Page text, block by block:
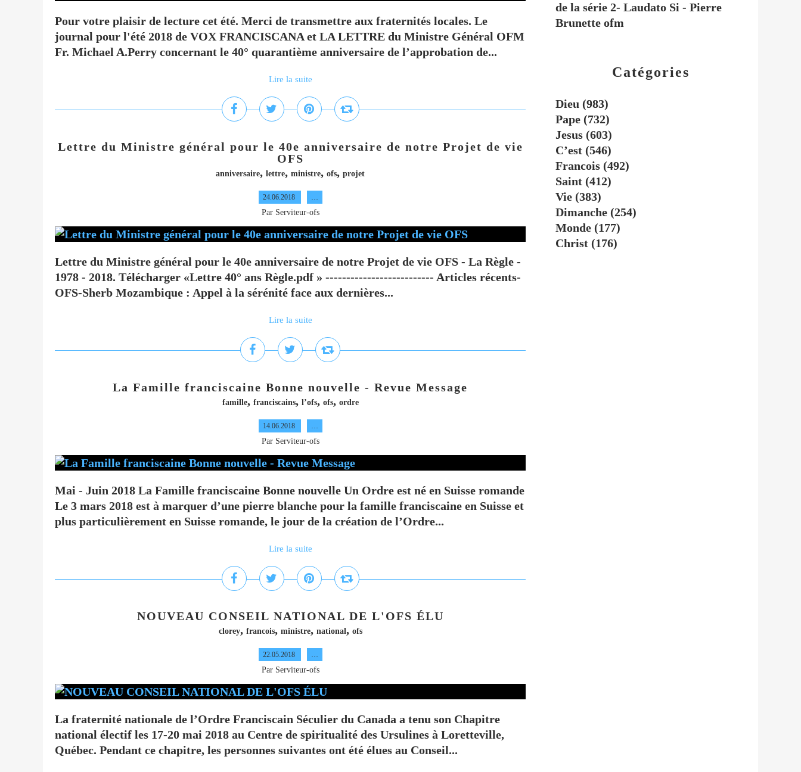
Pour votre plaisir de lecture cet été. Merci de transmettre aux fraternités locales. Le
journal pour l'été 2018 de VOX FRANCISCANA et LA LETTRE du Ministre Général OFM
Fr. Michael A.Perry concernant le 40° quarantième anniversaire de l’approbation de...
Lire la suite
Lettre du Ministre général pour le 40e anniversaire de notre Projet de vie
OFS
anniversaire, lettre, ministre, ofs, projet
24.06.2018 …
Par Serviteur-ofs
Lettre du Ministre général pour le 40e anniversaire de notre Projet de vie OFS - La Règle -
1978 - 2018. Télécharger «Lettre 40° ans Règle.pdf » -------------------------- Articles récents-
OFS-Sherb Mozambique : Appel à la sérénité face aux dernières...
Lire la suite
La Famille franciscaine Bonne nouvelle - Revue Message
famille, franciscains, l’ofs, ofs, ordre
14.06.2018 …
Par Serviteur-ofs
Mai - Juin 2018 La Famille franciscaine Bonne nouvelle Un Ordre est né en Suisse romande
Le 3 mars 2018 est à marquer d’une pierre blanche pour la famille franciscaine en Suisse et
plus particulièrement en Suisse romande, le jour de la création de l’Ordre...
Lire la suite
NOUVEAU CONSEIL NATIONAL DE L'OFS ÉLU
clorey, francois, ministre, national, ofs
22.05.2018 …
Par Serviteur-ofs
La fraternité nationale de l’Ordre Franciscain Séculier du Canada a tenu son Chapitre
national électif les 17-20 mai 2018 au Centre de spiritualité des Ursulines à Loretteville,
Québec. Pendant ce chapitre, les personnes suivantes ont été élues au Conseil...
Catégories
Dieu (983)
Pape (732)
Jesus (603)
C’est (546)
Francois (492)
Saint (412)
Vie (383)
Dimanche (254)
Monde (177)
Christ (176)
de la série 2- Laudato Si - Pierre
Brunette ofm